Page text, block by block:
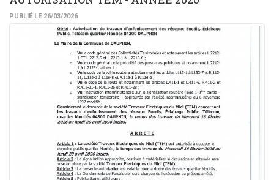
PUBLIÉ LE 26/03/2026